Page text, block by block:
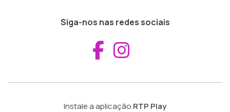
Siga-nos nas redes sociais
Aceder ao
Instale a aplicação RTP Play